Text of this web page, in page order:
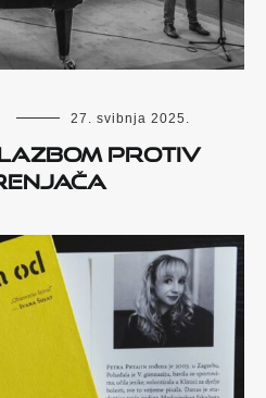
27. svibnja 2025.
protiv